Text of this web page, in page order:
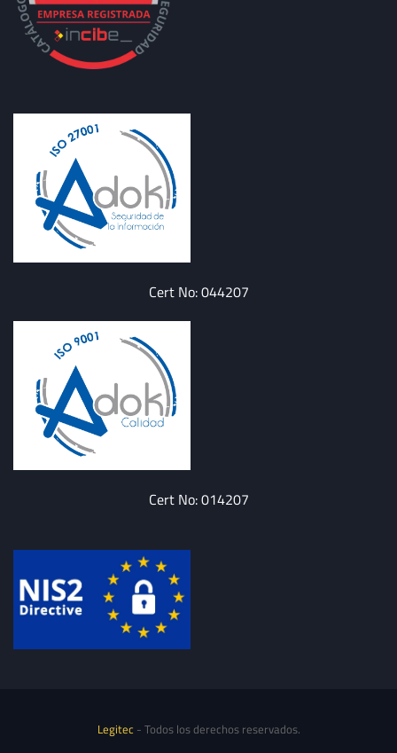
Cert No: 044207
Cert No: 014207
Legitec - Todos los derechos reservados.